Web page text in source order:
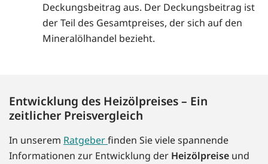
Deckungsbeitrag aus. Der Deckungsbeitrag ist
der Teil des Gesamtpreises, der sich auf den
Mineralölhandel bezieht.
Entwicklung des Heizölpreises – Ein
zeitlicher Preisvergleich
In unserem Ratgeberfinden Sie viele spannende
Informationen zur Entwicklung der Heizölpreise und